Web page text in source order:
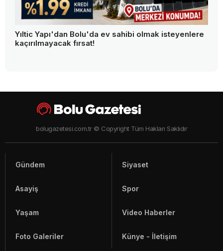
Yıltic Yapı'dan Bolu'da ev sahibi olmak isteyenlere
kaçırılmayacak fırsat!
bolugazetesi.com.tr © Copyright Tüm Hakları Saklıdır
Gündem Siyaset
Asayiş Spor
Yaşam Video Haberler
Foto Galeriler Künye - İletişim